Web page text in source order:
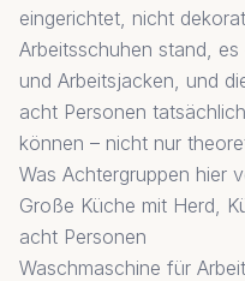
eingerichtet, nicht
Arbeitsschuhen stand,
und Arbeitsjacken, und
acht Personen
können – nicht nur
Was Achtergruppen hier
Große Küche mit Herd,
acht Personen
Waschmaschine für